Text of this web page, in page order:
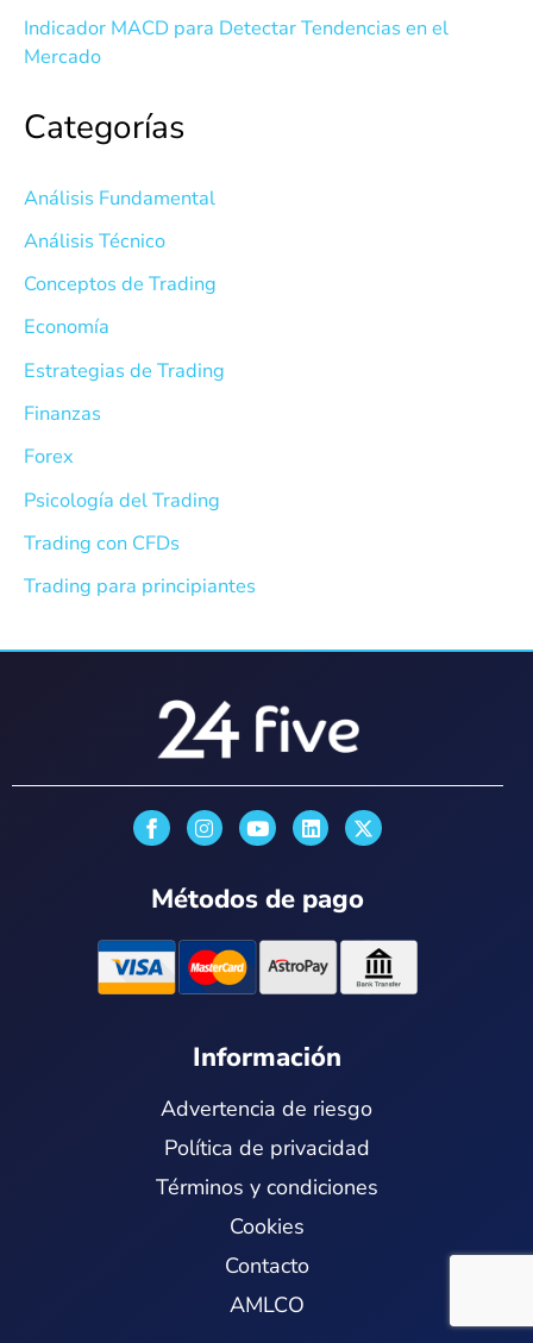
Indicador MACD para Detectar Tendencias en el
Mercado
Categorías
Análisis Fundamental
Análisis Técnico
Conceptos de Trading
Economía
Estrategias de Trading
Finanzas
Forex
Psicología del Trading
Trading con CFDs
Trading para principiantes
I
n
a
r
a
m
Y
o
u
e
L
i
e
i
n
X
-
i
t
e
r
Métodos de pago
Información
Advertencia de riesgo
Política de privacidad
Términos y condiciones
Cookies
Contacto
AMLCO